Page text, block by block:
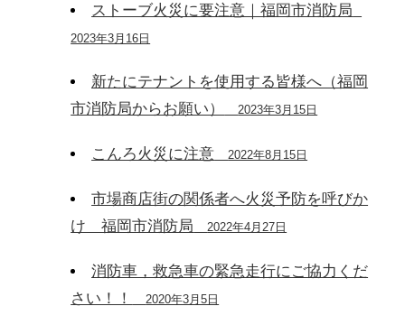
ストーブ火災に要注意｜福岡市消防局
2023年3月16日
新たにテナントを使用する皆様へ（福岡
市消防局からお願い）
2023年3月15日
こんろ火災に注意 2022年8月15日
市場商店街の関係者へ火災予防を呼びか
け 福岡市消防局
2022年4月27日
消防車，救急車の緊急走行にご協力くだ
さい！！
2020年3月5日